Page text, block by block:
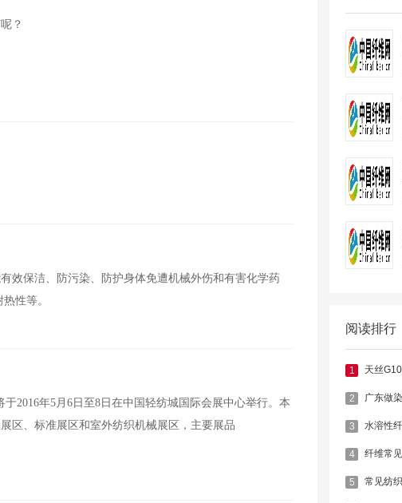
阅读排行
1 天丝
2 广东做染厂朋友
3 水溶性
4 纤维常
5 常见纺
？
保洁、防污染、防护身体免遭机械外伤和有害化学药
性等。
2016年5月6日至8日在中国轻纺城国际会展中心举行。本
区、标准展区和室外纺织机械展区，主要展品